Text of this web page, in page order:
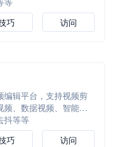
访问
巧
编辑平台，支持视频剪
频、数据视频、智能封
抖等等
访问
巧